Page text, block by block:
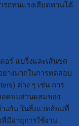
รถทนแรงเสียดทานได้
อร์ แบริ่งและเส้นขด
างมากในการทดสอบ
ต่าง ๆ เช่น การ
ดจนส่วนผสมของ
งกัน ในสิ่งแวดล้อมที่
มีอายุการใช้งาน